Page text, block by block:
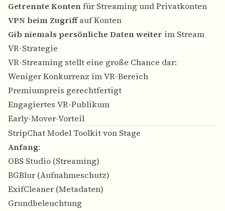
Getrennte Kontenfür Streaming und Privatkonten
VPN beim Zugriffauf Konten
Gib niemals persönliche Daten weiter im Stream
VR-Strategie
VR-Streaming stellt eine große Chance dar:
Weniger Konkurrenz im VR-Bereich
Premiumpreis gerechtfertigt
Engagiertes VR-Publikum
Early-Mover-Vorteil
StripChat Model Toolkit von Stage
Anfang:
OBS Studio (Streaming)
BGBlur (Aufnahmeschutz)
ExifCleaner (Metadaten)
Grundbeleuchtung